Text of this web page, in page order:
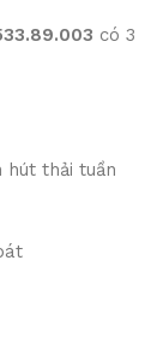
có 3
thải tuần